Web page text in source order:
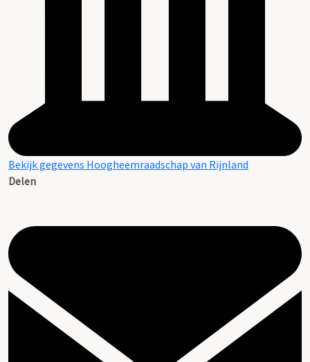
Bekijk gegevens Hoogheemraadschap van Rijnland
Delen